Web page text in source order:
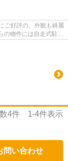
ご好評の、外観も綺麗
の物件には自走式駐車
4件 1-4件表示
問い合わせ